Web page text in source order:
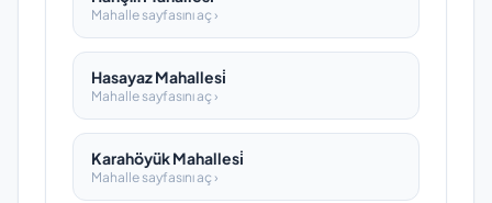
Mahalle sayfasını aç ›
Hasayaz Mahallesi̇
Mahalle sayfasını aç ›
Karahöyük Mahallesi̇
Mahalle sayfasını aç ›